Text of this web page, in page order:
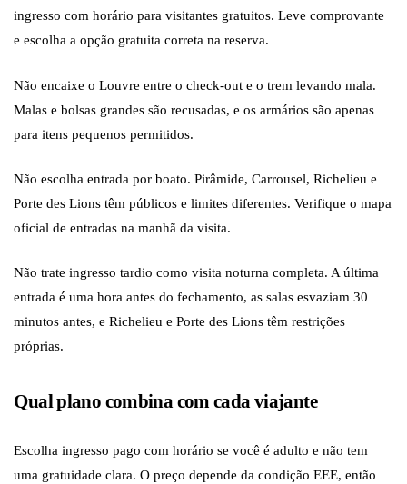
ingresso com horário para visitantes gratuitos. Leve comprovante
e escolha a opção gratuita correta na reserva.
Não encaixe o Louvre entre o check-out e o trem levando mala.
Malas e bolsas grandes são recusadas, e os armários são apenas
para itens pequenos permitidos.
Não escolha entrada por boato. Pirâmide, Carrousel, Richelieu e
Porte des Lions têm públicos e limites diferentes. Verifique o mapa
oficial de entradas na manhã da visita.
Não trate ingresso tardio como visita noturna completa. A última
entrada é uma hora antes do fechamento, as salas esvaziam 30
minutos antes, e Richelieu e Porte des Lions têm restrições
próprias.
Qual plano combina com cada viajante
Escolha ingresso pago com horário se você é adulto e não tem
uma gratuidade clara. O preço depende da condição EEE, então